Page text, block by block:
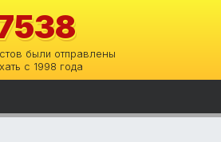
были отправлены
с 1998 года